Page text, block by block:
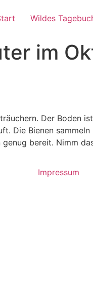
Wildes
im
Der Boden
Die Bienen
bereit. Nimm
Impressum